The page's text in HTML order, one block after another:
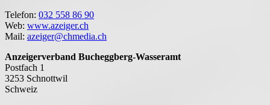
Telefon: 032 558 86 90
Web: www.azeiger.ch
Mail: azeiger@chmedia.ch
Anzeigerverband Bucheggberg-Wasseramt
Postfach 1
3253 Schnottwil
Schweiz